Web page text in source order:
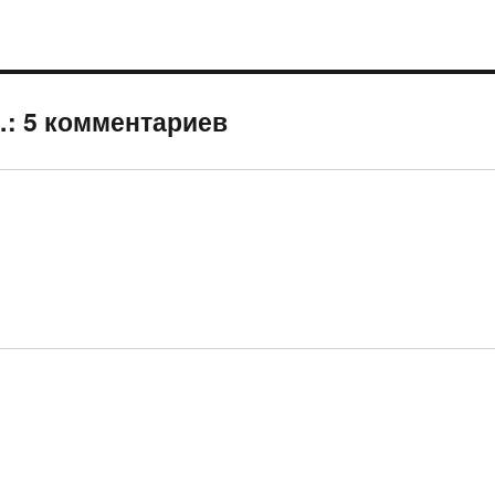
5 комментариев